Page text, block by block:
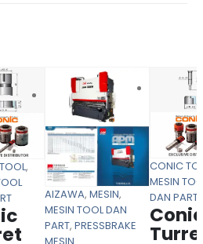
,
AIZAWA, MESIN,
MESIN TOOL DAN
PART, PRESSBRAKE
CONIC
MESIN
DAN PART
Conic